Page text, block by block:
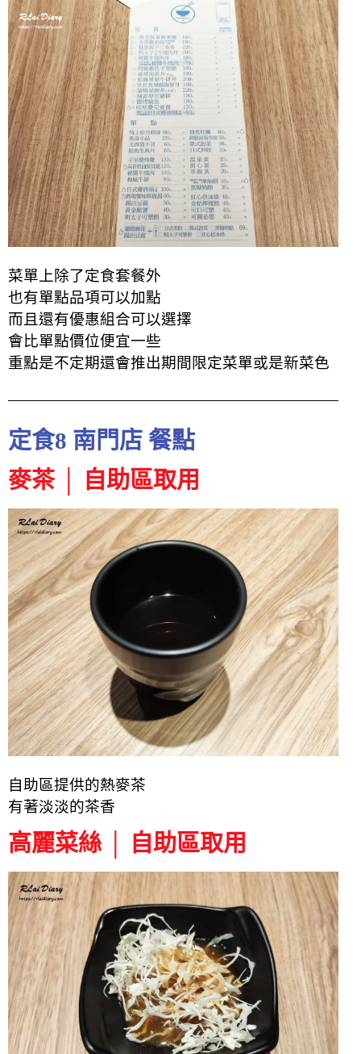
菜單上除了定食套餐外
也有單點品項可以加點
而且還有優惠組合可以選擇
會比單點價位便宜一些
重點是不定期還會推出期間限定菜單或是新菜色
定食8 南門店 餐點
麥茶 │ 自助區取用
自助區提供的熱麥茶
有著淡淡的茶香
高麗菜絲 │ 自助區取用